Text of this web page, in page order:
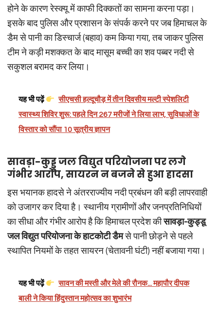
होने के कारण रेस्क्यू में काफी दिक्कतों का सामना करना पड़ा।
इसके बाद पुलिस और प्रशासन के संपर्क करने पर जब हिमाचल के
डैम से पानी का डिस्चार्ज (बहाव) कम किया गया, तब जाकर पुलिस
टीम ने कड़ी मशक्कत के बाद मासूम बच्ची का शव पब्बर नदी से
सकुशल बरामद कर लिया।
यह भी पढ़ें
सीएचसी हल्दूचौड़ में तीन दिवसीय मल्टी स्पेशलिटी
स्वास्थ्य शिविर शुरू: पहले दिन 267 मरीजों ने लिया लाभ, सुविधाओं के
विस्तार को सौंपा 10 सूत्रीय ज्ञापन
सावड़ा-कुड्डू जल विद्युत परियोजना पर लगे
गंभीर आरोप, सायरन न बजने से हुआ हादसा
इस भयानक हादसे ने अंतरराज्यीय नदी प्रबंधन की बड़ी लापरवाही
को उजागर कर दिया है। स्थानीय ग्रामीणों और जनप्रतिनिधियों
का सीधा और गंभीर आरोप है कि हिमाचल प्रदेश कीसावड़ा-कुड्डू
जल विद्युत परियोजना के हाटकोटी डैमसे पानी छोड़ने से पहले
स्थापित नियमों के तहत सायरन (चेतावनी घंटी) नहीं बजाया गया।
यह भी पढ़ें
सावन की मस्ती और मेले की रौनक... महापौर दीपक
बाली ने किया हिंदुस्तान महोत्सव का शुभारंभ